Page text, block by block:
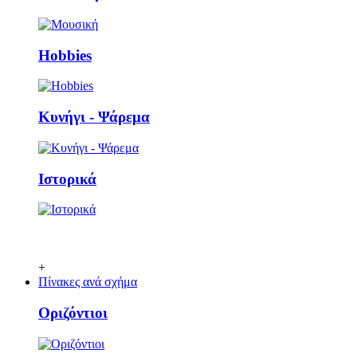
Ηobbies
Κυνήγι - Ψάρεμα
Ιστορικά
+
Πίνακες ανά σχήμα
Οριζόντιοι